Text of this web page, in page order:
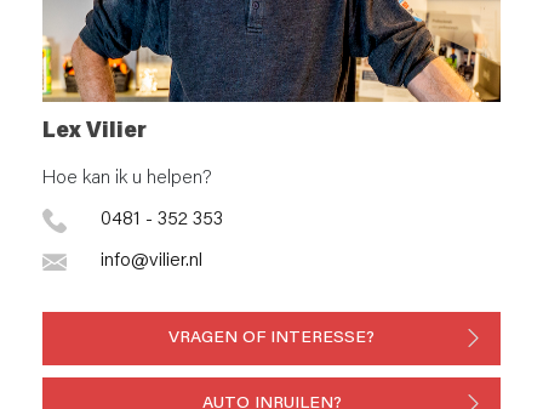
Lex Vilier
Hoe kan ik u helpen?
0481 - 352 353
info@vilier.nl
VRAGEN OF INTERESSE?
AUTO INRUILEN?